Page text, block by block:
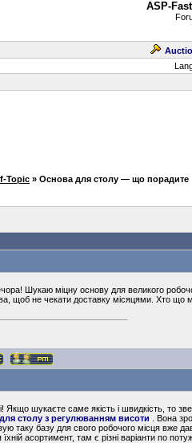
ASP-
Topic » Основа для столу — що порадите
Шукаю міцну основу для великого
щоб не чекати доставку місяцями. Хто що
Якщо шукаєте саме якість і швидкість, то
столу з регулюванням висоти . Вона
таку базу для свого робочого місця вже
асортимент, там є різні варіанти по